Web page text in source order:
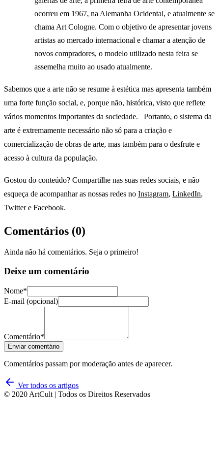
ocorreu em 1967, na Alemanha Ocidental, e atualmente se
chama Art Cologne. Com o objetivo de apresentar jovens
artistas ao mercado internacional e chamar a atenção de
novos compradores, o modelo utilizado nesta feira se
assemelha muito ao usado atualmente.
Sabemos que a arte não se resume à estética mas apresenta também
uma forte função social, e, porque não, histórica, visto que reflete
vários momentos importantes da sociedade. Portanto, o sistema da
arte é extremamente necessário não só para a criação e
comercialização de obras de arte, mas também para o desfrute e
acesso à cultura da população.
Gostou do conteúdo? Compartilhe nas suas redes sociais, e não
esqueça de acompanhar as nossas redes no Instagram, LinkedIn,
Twittere Facebook.
Comentários (0)
Ainda não há comentários. Seja o primeiro!
Deixe um comentário
Nome*
E-mail (opcional)
Comentário*
Enviar comentário
Comentários passam por moderação antes de aparecer.
Ver todos os artigos
© 2020 ArtCult | Todos os Direitos Reservados